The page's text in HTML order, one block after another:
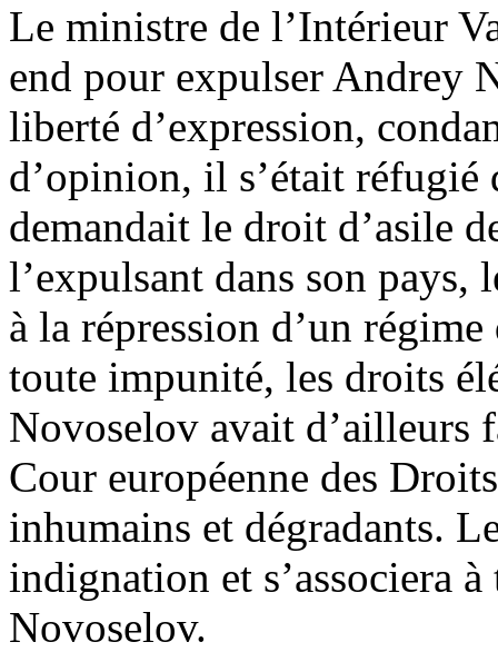
Le ministre de l’Intérieur
end pour expulser Andrey
liberté d’expression,
d’opinion, il s’était réfugié
demandait le droit d’asile
l’expulsant dans son
à la répression d’un
toute impunité, les droits
Novoselov avait d’ailleurs
Cour européenne des
inhumains et dégradants.
indignation et s’associera
Novoselov.